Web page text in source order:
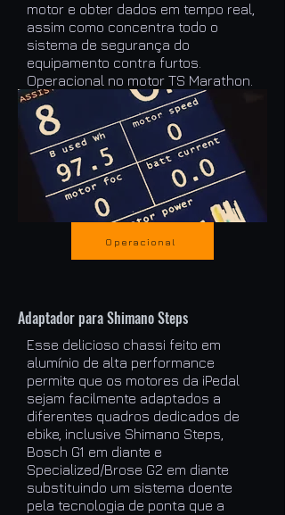
motor e obter dados em tempo real,
assim como concentra todo o
sistema de segurança do
equipamento contra furtos.
Operacional no motor TS Marathon.
Operacional
Adaptador para Shimano Steps
Esse delicioso chassi feito em
alumínio de alta performance
permite que os motores da iPedal
sejam facilmente adaptados a
diferentes quadros dedicados de
ebike, inclusive Shimano Steps,
Bosch G1 em diante e
Specialized/Brose G2 em diante
substituindo um sistema doente
pela tecnologia de ponta que a